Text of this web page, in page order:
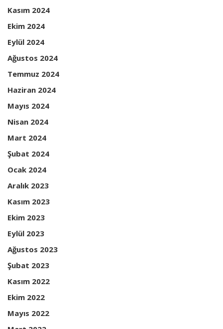
Kasım 2024
Ekim 2024
Eylül 2024
Ağustos 2024
Temmuz 2024
Haziran 2024
Mayıs 2024
Nisan 2024
Mart 2024
Şubat 2024
Ocak 2024
Aralık 2023
Kasım 2023
Ekim 2023
Eylül 2023
Ağustos 2023
Şubat 2023
Kasım 2022
Ekim 2022
Mayıs 2022